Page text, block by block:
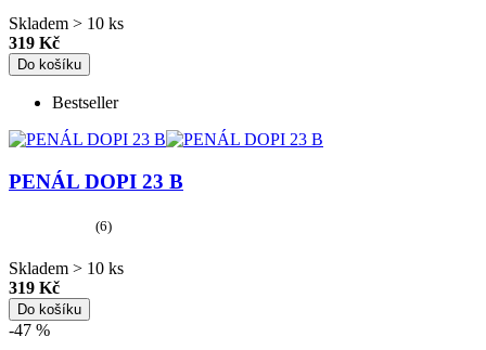
Skladem > 10 ks
319 Kč
Do košíku
Bestseller
PENÁL DOPI 23 B
(6)
Skladem > 10 ks
319 Kč
Do košíku
-47 %